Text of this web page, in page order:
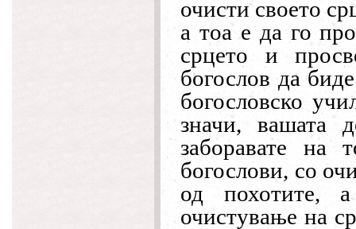
очисти своето
а тоа е да го
срцето и
богослов да
богословско
значи, вашата
заборавате на
богослови, со
од похотите,
очистување на